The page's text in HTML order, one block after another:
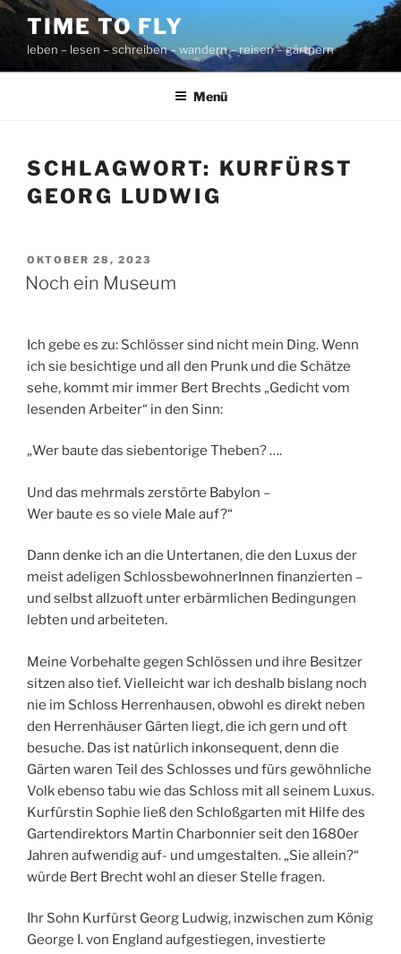
Zum
Inhalt
springen
TIME TO FLY
leben – lesen – schreiben – wandern – reisen – gärtnern
Menü
SCHLAGWORT: KURFÜRST
GEORG LUDWIG
VERÖFFENTLICHT
AM
OKTOBER 28, 2023
Noch ein Museum
Ich gebe es zu: Schlösser sind nicht mein Ding. Wenn
ich sie besichtige und all den Prunk und die Schätze
sehe, kommt mir immer Bert Brechts „Gedicht vom
lesenden Arbeiter“ in den Sinn:
„Wer baute das siebentorige Theben? ….
Und das mehrmals zerstörte Babylon –
Wer baute es so viele Male auf?“
Dann denke ich an die Untertanen, die den Luxus der
meist adeligen SchlossbewohnerInnen finanzierten –
und selbst allzuoft unter erbärmlichen Bedingungen
lebten und arbeiteten.
Meine Vorbehalte gegen Schlössen und ihre Besitzer
sitzen also tief. Vielleicht war ich deshalb bislang noch
nie im Schloss Herrenhausen, obwohl es direkt neben
den Herrenhäuser Gärten liegt, die ich gern und oft
besuche. Das ist natürlich inkonsequent, denn die
Gärten waren Teil des Schlosses und fürs gewöhnliche
Volk ebenso tabu wie das Schloss mit all seinem Luxus.
Kurfürstin Sophie ließ den Schloßgarten mit Hilfe des
Gartendirektors Martin Charbonnier seit den 1680er
Jahren aufwendig auf- und umgestalten. „Sie allein?“
würde Bert Brecht wohl an dieser Stelle fragen.
Ihr Sohn Kurfürst Georg Ludwig, inzwischen zum König
George I. von England aufgestiegen, investierte